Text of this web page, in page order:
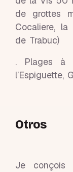
de grottes
Cocaliere,
de Trabuc)
. Plages à
l’Espiguette,
Otros
Je conçois